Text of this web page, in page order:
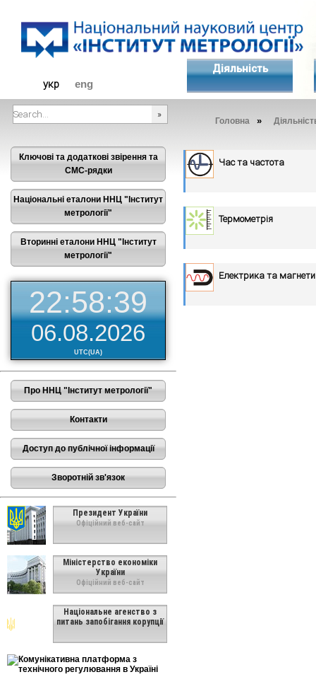
укр eng
Діяльність
Головна »
Ключові та додаткові звірення та
СМС-рядки
Національні еталони ННЦ "Інститут
метрології"
Вторинні еталони ННЦ "Інститут
метрології"
22:58:39
06.08.2026
UTC(UA)
Про ННЦ "Інститут метрології"
Контакти
Доступ до публічної інформації
Зворотній зв'язок
Президент України
Офіційний веб-сайт
Міністерство економіки
України
Офіційний веб-сайт
Національне агенство з
питань запобігання корупції
Час та частота
Термометрія
Електрика та